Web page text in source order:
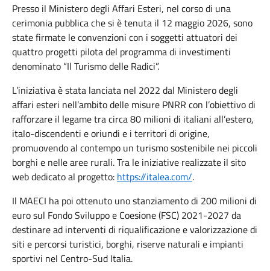
Presso il Ministero degli Affari Esteri, nel corso di una
cerimonia pubblica che si è tenuta il 12 maggio 2026, sono
state firmate le convenzioni con i soggetti attuatori dei
quattro progetti pilota del programma di investimenti
denominato “Il Turismo delle Radici”.
L’iniziativa è stata lanciata nel 2022 dal Ministero degli
affari esteri nell’ambito delle misure PNRR con l’obiettivo di
rafforzare il legame tra circa 80 milioni di italiani all’estero,
italo-discendenti e oriundi e i territori di origine,
promuovendo al contempo un turismo sostenibile nei piccoli
borghi e nelle aree rurali. Tra le iniziative realizzate il sito
web dedicato al progetto: https://italea.com/.
Il MAECI ha poi ottenuto uno stanziamento di 200 milioni di
euro sul Fondo Sviluppo e Coesione (FSC) 2021-2027 da
destinare ad interventi di riqualificazione e valorizzazione di
siti e percorsi turistici, borghi, riserve naturali e impianti
sportivi nel Centro-Sud Italia.